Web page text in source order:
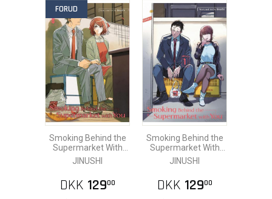
FORUD
Smoking Behind the
Supermarket With
You vol. 8
JINUSHI
DKK 12900
Smoking Behind the
Supermarket With
You vol. 1
JINUSHI
DKK 12900